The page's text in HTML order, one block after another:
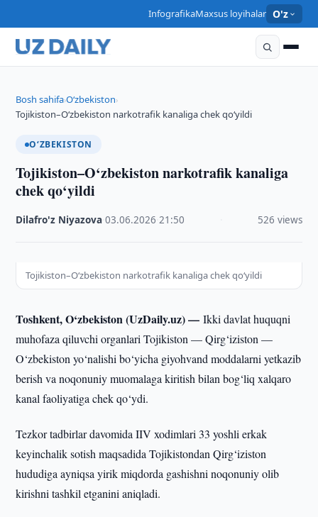
InfografikaMaxsus loyihalar O'z
Bosh sahifa›O‘zbekiston›
Tojikiston–O‘zbekiston narkotrafik kanaliga chek qo‘yildi
O‘ZBEKISTON
Tojikiston–O‘zbekiston narkotrafik kanaliga
chek qo‘yildi
Dilafro'z Niyazova ·03.06.2026 ·21:50 526 views
Tojikiston–O‘zbekiston narkotrafik kanaliga chek qo‘yildi
Toshkent, O‘zbekiston (UzDaily.uz) —Ikki davlat huquqni
muhofaza qiluvchi organlari Tojikiston — Qirg‘iziston —
O‘zbekiston yo‘nalishi bo‘yicha giyohvand moddalarni yetkazib
berish va noqonuniy muomalaga kiritish bilan bog‘liq xalqaro
kanal faoliyatiga chek qo‘ydi.
Tezkor tadbirlar davomida IIV xodimlari 33 yoshli erkak
keyinchalik sotish maqsadida Tojikistondan Qirg‘iziston
hududiga ayniqsa yirik miqdorda gashishni noqonuniy olib
kirishni tashkil etganini aniqladi.